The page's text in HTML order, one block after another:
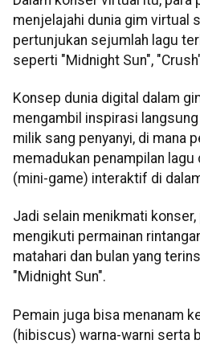
menjelajahi dunia gim virtual
pertunjukan sejumlah lagu
seperti "Midnight Sun",
Konsep dunia digital dalam
mengambil inspirasi
milik sang penyanyi, di mana
memadukan penampilan lagu
(mini-game) interaktif di
Jadi selain menikmati
mengikuti permainan
matahari dan bulan yang
"Midnight Sun".
Pemain juga bisa menanam
(hibiscus) warna-warni serta